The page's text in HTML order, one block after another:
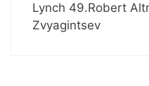
Lynch 49.Robert
Zvyagintsev